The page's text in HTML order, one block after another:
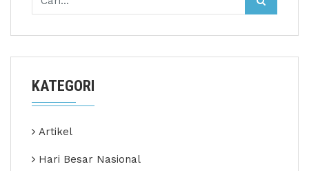
KATEGORI
Artikel
Hari Besar Nasional